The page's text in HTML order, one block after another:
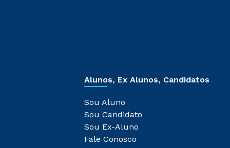
Alunos, Ex Alunos, Candidatos
Sou Aluno
Sou Candidato
Sou Ex-Aluno
Fale Conosco